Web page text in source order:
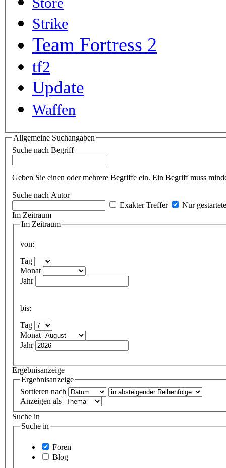
Strike
Team Fortress 2
tf2
Update
Waffen
Allgemeine Suchangaben
Suche nach Begriff
Geben Sie einen oder mehrere Begriffe ein. Ein Begriff muss
Suche nach Autor
Exakter Treffer
Nur
Im Zeitraum
Im Zeitraum
von:
Tag
Monat
Jahr
bis:
Tag
Monat
Jahr
Ergebnisanzeige
Ergebnisanzeige
Sortieren nach
Anzeigen als
Suche in
Suche in
Foren
Blog